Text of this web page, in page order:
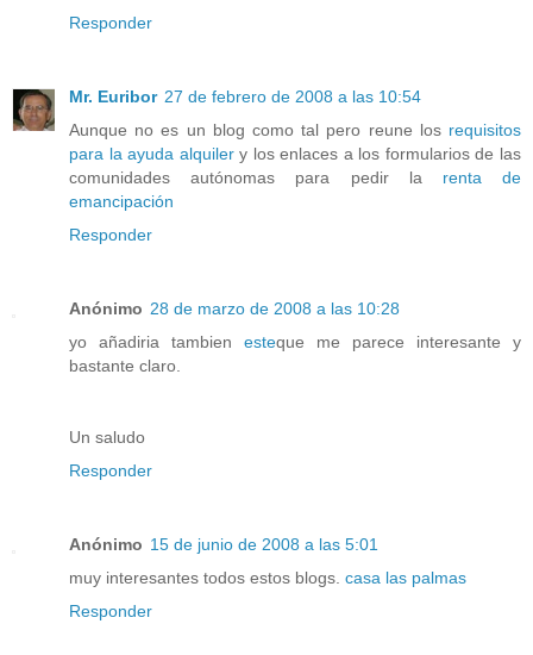
Responder
Mr. Euribor 27 de febrero de 2008 a las 10:54
Aunque no es un blog como tal pero reune los requisitos
para la ayuda alquilery los enlaces a los formularios de las
comunidades autónomas para pedir la renta de
emancipación
Responder
Anónimo 28 de marzo de 2008 a las 10:28
yo añadiria tambien esteque me parece interesante y
bastante claro.
Un saludo
Responder
Anónimo 15 de junio de 2008 a las 5:01
muy interesantes todos estos blogs. casa las palmas
Responder